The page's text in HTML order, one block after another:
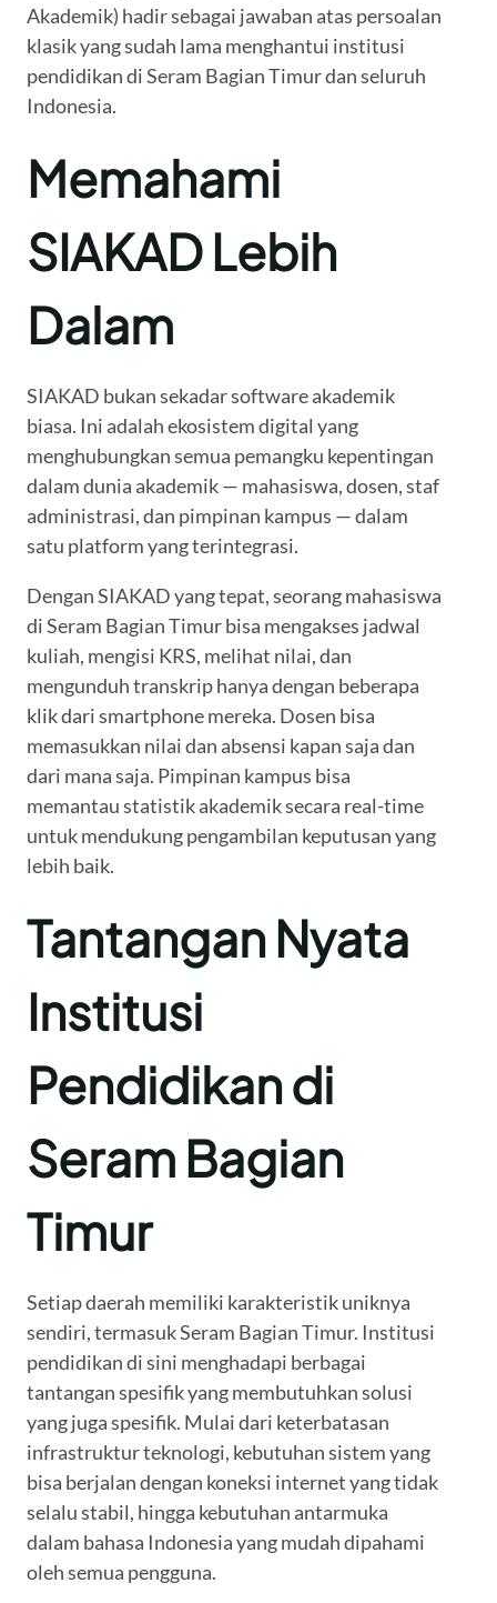
Akademik) hadir sebagai jawaban atas persoalan
klasik yang sudah lama menghantui institusi
pendidikan di Seram Bagian Timur dan seluruh
Indonesia.
Memahami
SIAKAD Lebih
Dalam
SIAKAD bukan sekadar software akademik
biasa. Ini adalah ekosistem digital yang
menghubungkan semua pemangku kepentingan
dalam dunia akademik — mahasiswa, dosen, staf
administrasi, dan pimpinan kampus — dalam
satu platform yang terintegrasi.
Dengan SIAKAD yang tepat, seorang mahasiswa
di Seram Bagian Timur bisa mengakses jadwal
kuliah, mengisi KRS, melihat nilai, dan
mengunduh transkrip hanya dengan beberapa
klik dari smartphone mereka. Dosen bisa
memasukkan nilai dan absensi kapan saja dan
dari mana saja. Pimpinan kampus bisa
memantau statistik akademik secara real-time
untuk mendukung pengambilan keputusan yang
lebih baik.
Tantangan Nyata
Institusi
Pendidikan di
Seram Bagian
Timur
Setiap daerah memiliki karakteristik uniknya
sendiri, termasuk Seram Bagian Timur. Institusi
pendidikan di sini menghadapi berbagai
tantangan spesifik yang membutuhkan solusi
yang juga spesifik. Mulai dari keterbatasan
infrastruktur teknologi, kebutuhan sistem yang
bisa berjalan dengan koneksi internet yang tidak
selalu stabil, hingga kebutuhan antarmuka
dalam bahasa Indonesia yang mudah dipahami
oleh semua pengguna.